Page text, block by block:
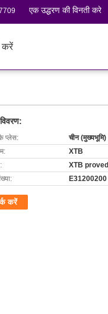
एक उद्धरण की विनती करे
करें
के प्लेस:
चीन (मुख्यभूमि)
XTB
XTB proved
E31200200
करें